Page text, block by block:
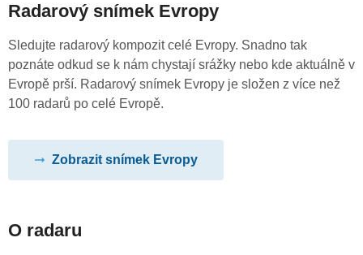
Radarový snímek Evropy
Sledujte radarový kompozit celé Evropy. Snadno tak
poznáte odkud se k nám chystají srážky nebo kde aktuálně v
Evropě prší. Radarový snímek Evropy je složen z více než
100 radarů po celé Evropě.
Zobrazit snímek Evropy
O radaru